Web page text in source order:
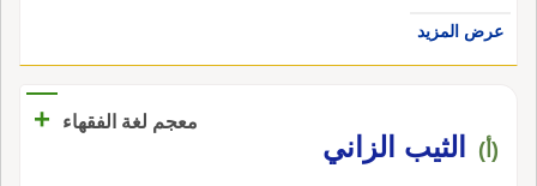
عرض المزيد
معجم لغة الفقهاء +
(أ) ‏الثيب الزاني‏